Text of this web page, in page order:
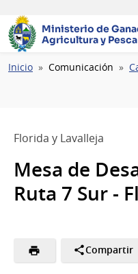
Ministerio de
Agricultura y Pesca
Ruta
Inicio Comunicación
Florida y Lavalleja
Mesa de
Ruta 7 Sur -
Compartir